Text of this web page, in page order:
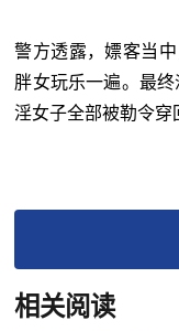
警方透露，嫖客当
胖女玩乐一遍。最
淫女子全部被勒令穿
相关阅读